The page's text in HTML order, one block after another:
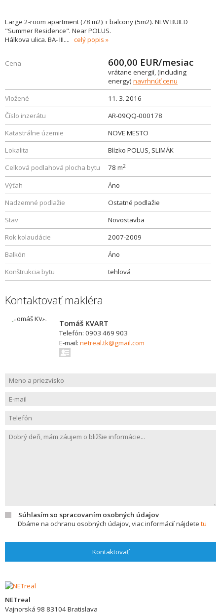
Large 2-room apartment (78 m2) + balcony (5m2). NEW BUILD
"Summer Residence". Near POLUS.
Hálkova ulica. BA- III.... celý popis
Cena 600,00 EUR/mesiac
vrátane energií, (including
energy) navrhnúť cenu
Vložené
11. 3. 2016
Číslo inzerátu
AR-09QQ-000178
Katastrálne územie
NOVE MESTO
Lokalita
Blízko POLUS, SLIMÁK
Celková podlahová plocha bytu
78 m2
Výťah
Áno
Nadzemné podlažie
Ostatné podlažie
Stav
Novostavba
Rok kolaudácie
2007-2009
Balkón
Áno
Konštrukcia bytu
tehlová
Kontaktovať makléra
Tomáš KVART
Telefón: 0903 469 903
E-mail: netreal.tk@gmail.com
Súhlasím so spracovaním osobných údajov
Dbáme na ochranu osobných údajov, viac informácií nájdete tu
Kontaktovať
NETreal
Vajnorská 98 83104Bratislava